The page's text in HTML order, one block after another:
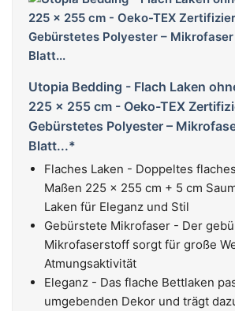
Utopia Bedding - Flach Laken
225 x 255 cm - Oeko-TEX
Gebürstetes Polyester –
Blatt...*
Flaches Laken - Doppeltes
Maßen 225 x 255 cm + 5 cm
Laken für Eleganz und Stil
Gebürstete Mikrofaser - Der
Mikrofaserstoff sorgt für große
Atmungsaktivität
Eleganz - Das flache Bettlaken
umgebenden Dekor und trägt